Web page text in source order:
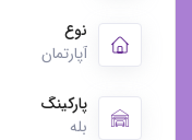
نوع
آپارتمان
پارکینگ
بله